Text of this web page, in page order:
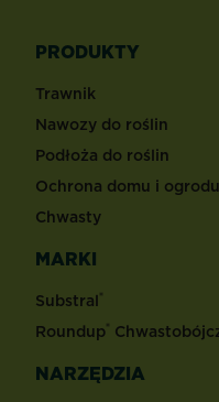
PRODUKTY
Trawnik
Nawozy do roślin
Podłoża do roślin
Ochrona domu i ogrodu
Chwasty
MARKI
Substral®
Roundup®
NARZĘDZIA